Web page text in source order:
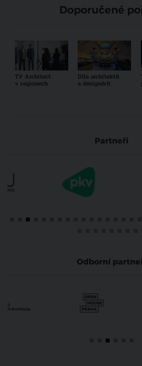
Doporučené
TV Architect
v regionech
Díla architektů
a designérů
Partneři
Odborní